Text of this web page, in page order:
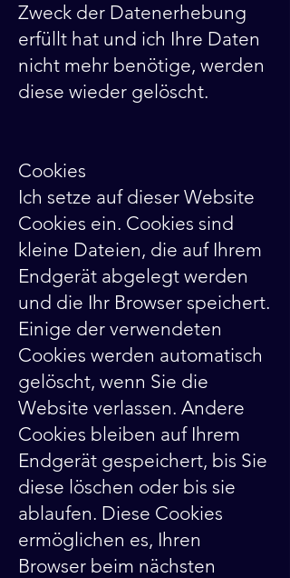
Zweck der Datenerhebung
erfüllt hat und ich Ihre Daten
nicht mehr benötige, werden
diese wieder gelöscht.
Cookies
Ich setze auf dieser Website
Cookies ein. Cookies sind
kleine Dateien, die auf Ihrem
Endgerät abgelegt werden
und die Ihr Browser speichert.
Einige der verwendeten
Cookies werden automatisch
gelöscht, wenn Sie die
Website verlassen. Andere
Cookies bleiben auf Ihrem
Endgerät gespeichert, bis Sie
diese löschen oder bis sie
ablaufen. Diese Cookies
ermöglichen es, Ihren
Browser beim nächsten